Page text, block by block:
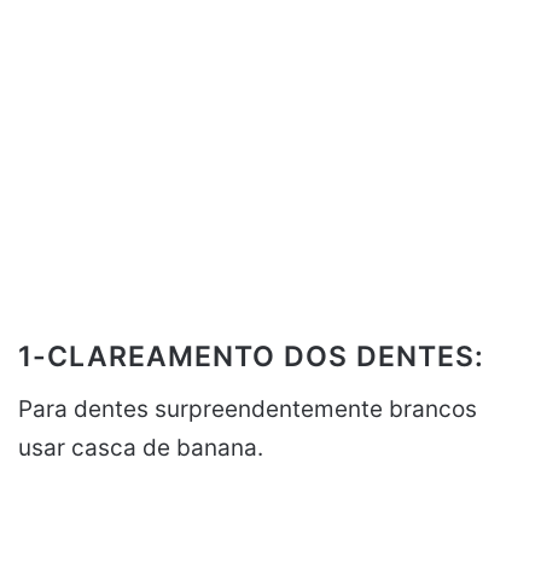
1-CLAREAMENTO DOS DENTES:
Para dentes surpreendentemente brancos
usar casca de banana.